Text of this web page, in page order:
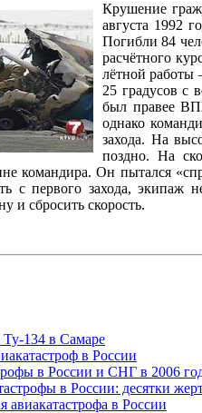
Крушение
августа 1992
Погибли 84
расчётного
лётной работы
25 градусов с
был правее
однако
захода. На
поздно. На
командира. Он пытался
с первого захода, экипаж
и сбросить скорость.
Ту-134 в Самаре
в России
в России и СНГ в 2006
в России: десятки
авиакатастрофа в России